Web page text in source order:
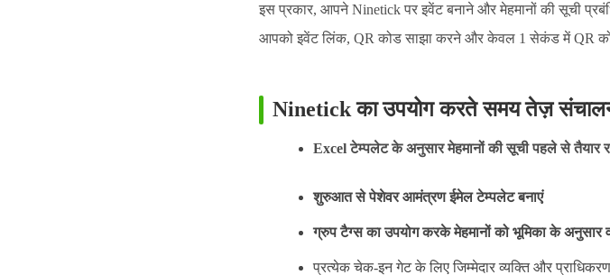
इस प्रकार, आपने Ninetick पर इवेंट बनाने और मेहमानों की सूची
आपको इवेंट लिंक, QR कोड साझा करने और केवल 1 सेकंड में QR
Ninetick का उपयोग करते समय तेज़
Excel टेम्पलेट के अनुसार मेहमानों की सूची पहले से तैयार
शुरुआत से पेशेवर आमंत्रण ईमेल टेम्पलेट बनाएं
ग्रुप टैग्स का उपयोग करके मेहमानों को भूमिका के
प्रत्येक चेक-इन गेट के लिए जिम्मेदार व्यक्ति और